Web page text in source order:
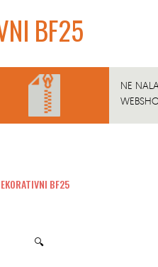
BF25
NE
BF25
🔍